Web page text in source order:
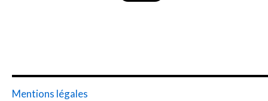
Mentions légales